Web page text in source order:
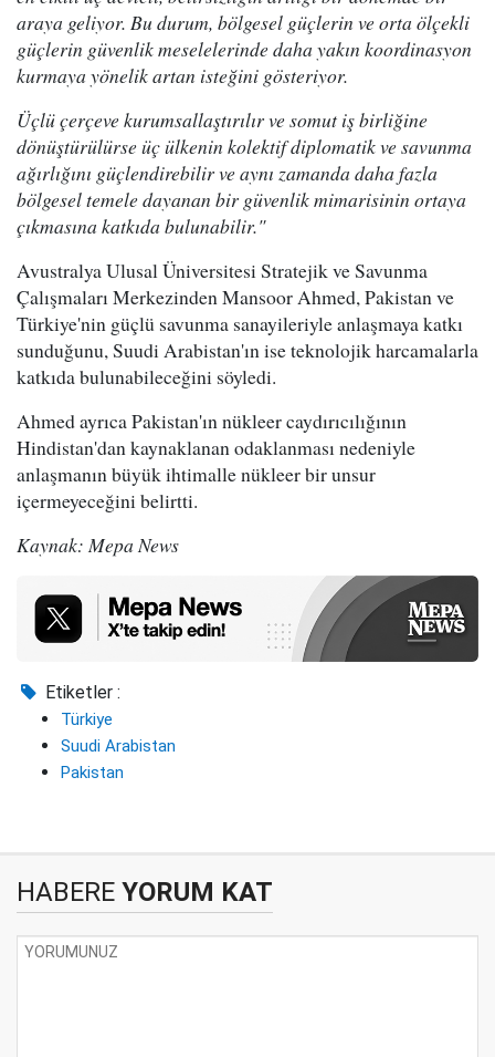
araya geliyor. Bu durum, bölgesel güçlerin ve orta ölçekli
güçlerin güvenlik meselelerinde daha yakın koordinasyon
kurmaya yönelik artan isteğini gösteriyor.
Üçlü çerçeve kurumsallaştırılır ve somut iş birliğine
dönüştürülürse üç ülkenin kolektif diplomatik ve savunma
ağırlığını güçlendirebilir ve aynı zamanda daha fazla
bölgesel temele dayanan bir güvenlik mimarisinin ortaya
çıkmasına katkıda bulunabilir."
Avustralya Ulusal Üniversitesi Stratejik ve Savunma
Çalışmaları Merkezinden Mansoor Ahmed, Pakistan ve
Türkiye'nin güçlü savunma sanayileriyle anlaşmaya katkı
sunduğunu, Suudi Arabistan'ın ise teknolojik harcamalarla
katkıda bulunabileceğini söyledi.
Ahmed ayrıca Pakistan'ın nükleer caydırıcılığının
Hindistan'dan kaynaklanan odaklanması nedeniyle
anlaşmanın büyük ihtimalle nükleer bir unsur
içermeyeceğini belirtti.
Kaynak: Mepa News
Etiketler :
Türkiye
Suudi Arabistan
Pakistan
HABERE YORUM KAT